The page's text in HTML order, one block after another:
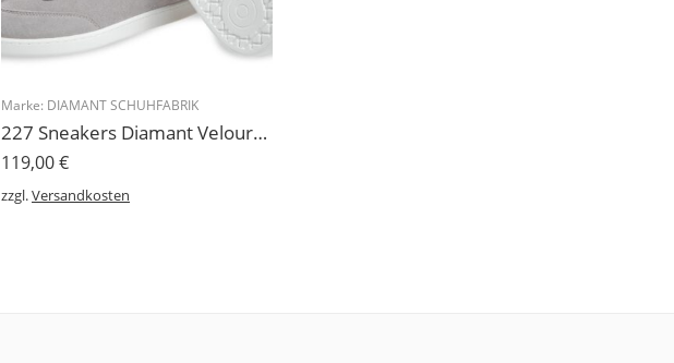
Marke: DIAMANT SCHUHFABRIK
227 Sneakers Diamant Veloursleder hellgrau, drehfreudige Kunststoffsohle
119,00€
zzgl.Versandkosten